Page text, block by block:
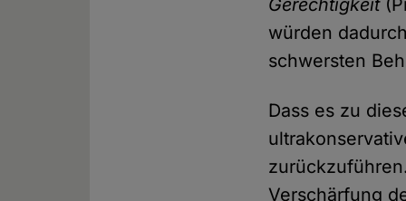
Gerechtigkeit
würden
schwersten
Dass es zu
Verschärfung